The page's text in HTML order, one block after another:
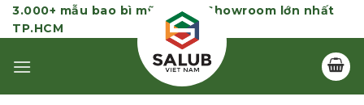
Skip
to
3.000+ mẫu bao bì mỹ phẩm | Showroom lớn nhất
TP.HCM